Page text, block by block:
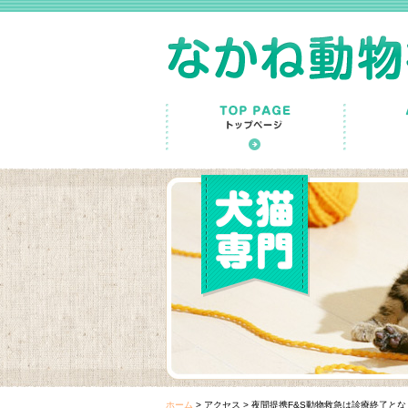
ホーム > アクセス > 夜間提携F&S動物救急は診療終了と